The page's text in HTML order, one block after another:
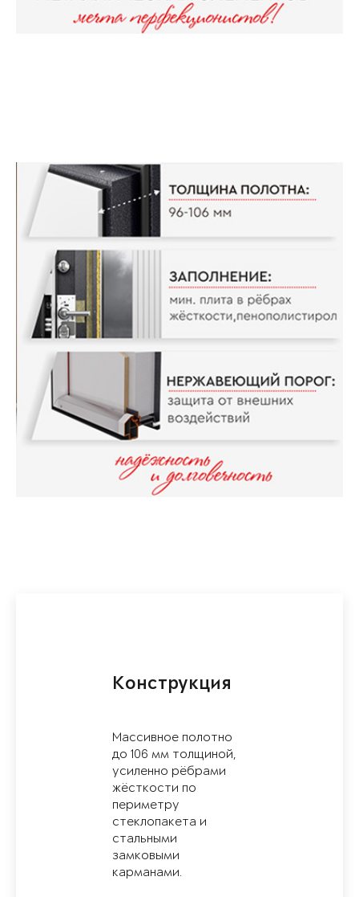
Конструкция
Массивное полотно
до 106 мм толщиной,
усиленно рёбрами
жёсткости по
периметру
стеклопакета и
стальными
замковыми
карманами.